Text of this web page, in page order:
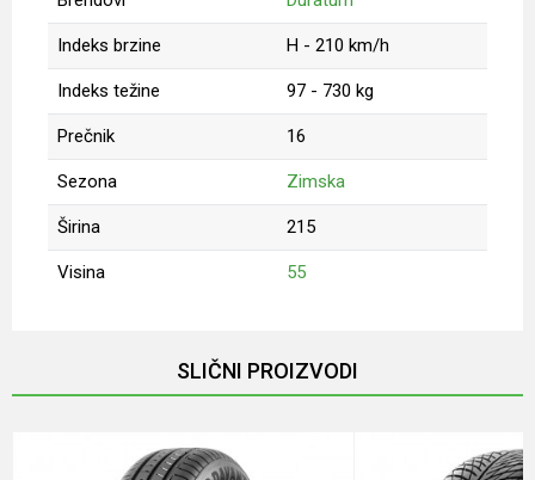
Indeks brzine H - 210 km/h
Indeks težine 97 - 730 kg
Prečnik 16
Sezona Zimska
Širina 215
Visina 55
SLIČNI PROIZVODI